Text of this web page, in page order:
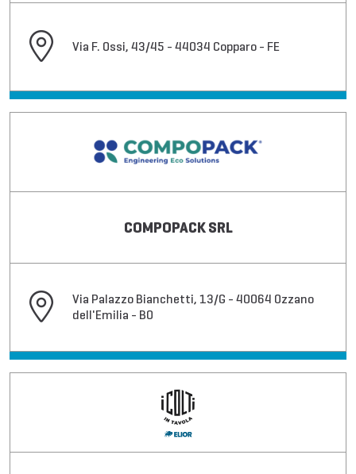
Via F. Ossi, 43/45 - 44034 Copparo - FE
COMPOPACK SRL
Via Palazzo Bianchetti, 13/G - 40064 Ozzano
dell'Emilia - BO